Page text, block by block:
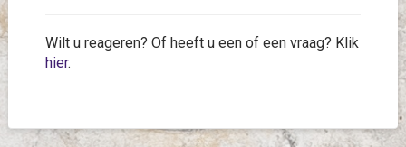
Wilt u reageren? Of heeft u een of een vraag? Klik
hier.